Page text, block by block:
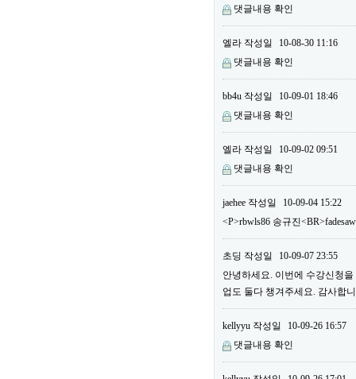
댓글내용 확인
엘라 작성일
10-08-30 11:16
댓글내용 확인
bb4u 작성일
10-09-01 18:46
댓글내용 확인
엘라 작성일
10-09-02 09:51
댓글내용 확인
jaehee 작성일
10-09-04 15:22
<P>rbwls86 송규진
초딩 작성일
10-09-07 23:55
안녕하세요. 이번에 수강신청
업도 둘다 챙겨주세요. 감사합
kellyyu 작성일
10-09-26 16:57
댓글내용 확인